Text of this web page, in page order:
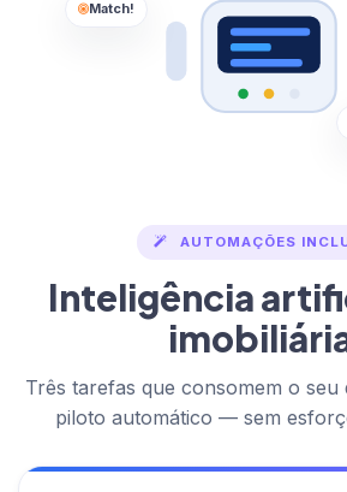
Match!
AUTOMAÇÕES
Inteligência
Três tarefas que consomem o seu
piloto automático — sem